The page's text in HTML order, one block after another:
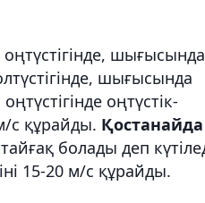
шығысында
шығысында
оңтүстік-
с құрайды. Қостанайда
болады деп
15-20 м/с құрайды.